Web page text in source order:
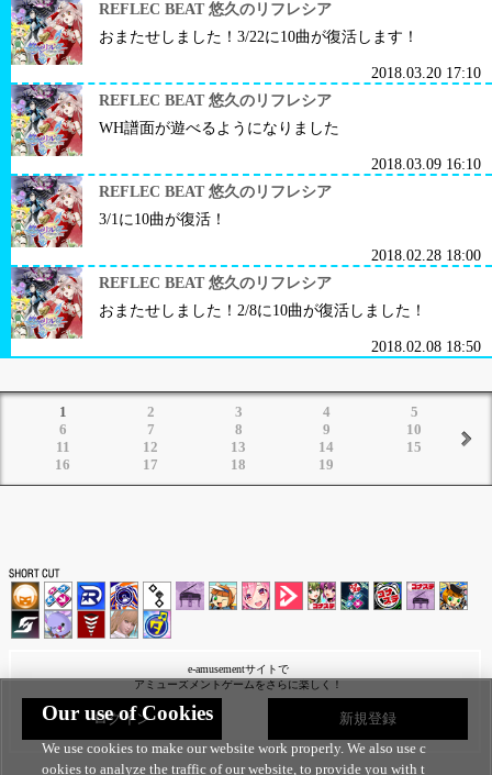
REFLEC BEAT 悠久のリフレシア
おまたせしました！3/22に10曲が復活します！
2018.03.20 17:10
REFLEC BEAT 悠久のリフレシア
WH譜面が遊べるようになりました
2018.03.09 16:10
REFLEC BEAT 悠久のリフレシア
3/1に10曲が復活！
2018.02.28 18:00
REFLEC BEAT 悠久のリフレシア
おまたせしました！2/8に10曲が復活しました！
2018.02.08 18:50
1 2 3 4
5
6
7 8 9
10
11
12 13 14
15
16
17 18 19
e-amusementサイトで
アミューズメントゲームをさらに楽しく！
ログイン 新規登録
Our use of Cookies
We use cookies to make our website work properly. We also use c
ookies to analyze the traffic of our website, to provide you with t